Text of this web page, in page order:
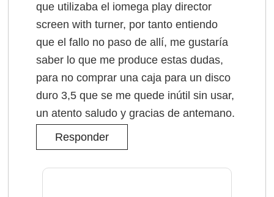
que utilizaba el iomega play director
screen with turner, por tanto entiendo
que el fallo no paso de allí, me gustaría
saber lo que me produce estas dudas,
para no comprar una caja para un disco
duro 3,5 que se me quede inútil sin usar,
un atento saludo y gracias de antemano.
Responder